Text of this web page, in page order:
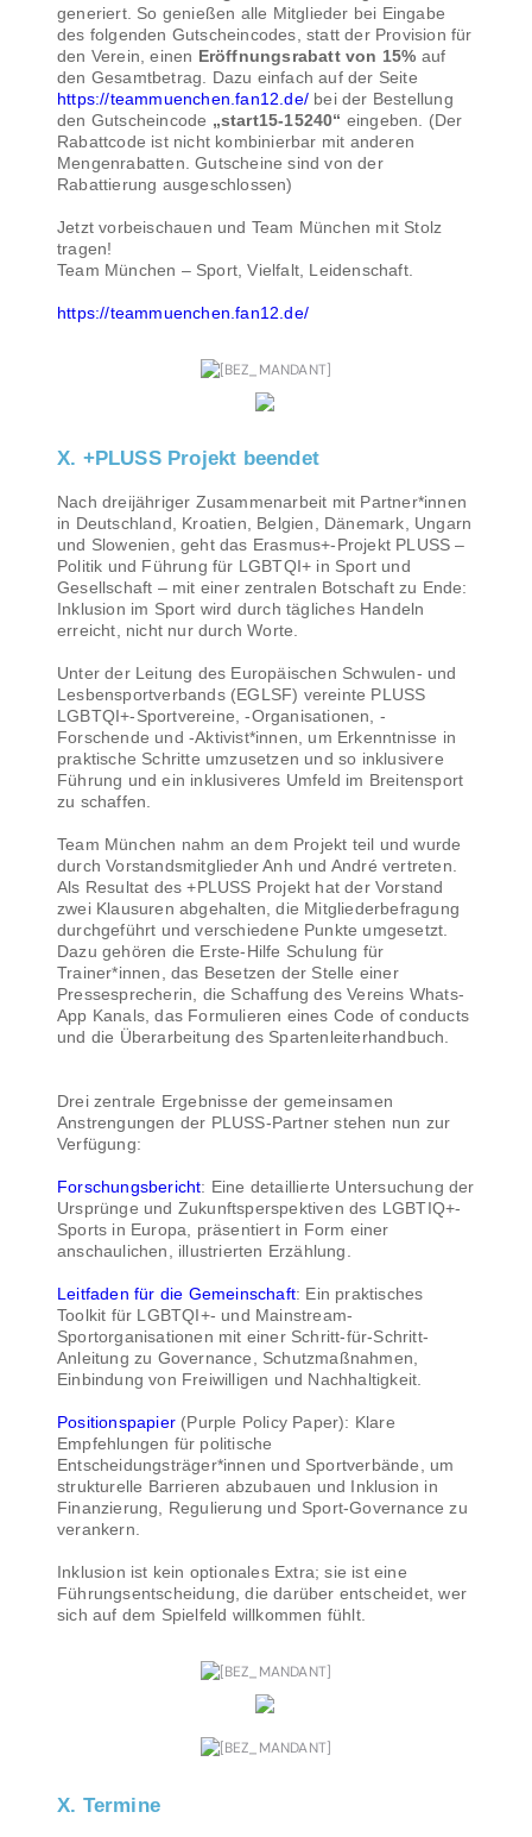
generiert. So genießen alle Mitglieder bei Eingabe
des folgenden Gutscheincodes, statt der Provision für
den Verein, einen Eröffnungsrabatt von 15% auf
den Gesamtbetrag. Dazu einfach auf der Seite
https://teammuenchen.fan12.de/ bei der Bestellung
den Gutscheincode „start15-15240“ eingeben. (Der
Rabattcode ist nicht kombinierbar mit anderen
Mengenrabatten. Gutscheine sind von der
Rabattierung ausgeschlossen)
Jetzt vorbeischauen und Team München mit Stolz
tragen!
Team München – Sport, Vielfalt, Leidenschaft.
https://teammuenchen.fan12.de/
X. +PLUSS Projekt beendet
Nach dreijähriger Zusammenarbeit mit Partner*innen
in Deutschland, Kroatien, Belgien, Dänemark, Ungarn
und Slowenien, geht das Erasmus+-Projekt PLUSS –
Politik und Führung für LGBTQI+ in Sport und
Gesellschaft – mit einer zentralen Botschaft zu Ende:
Inklusion im Sport wird durch tägliches Handeln
erreicht, nicht nur durch Worte.
Unter der Leitung des Europäischen Schwulen- und
Lesbensportverbands (EGLSF) vereinte PLUSS
LGBTQI+-Sportvereine, -Organisationen, -
Forschende und -Aktivist*innen, um Erkenntnisse in
praktische Schritte umzusetzen und so inklusivere
Führung und ein inklusiveres Umfeld im Breitensport
zu schaffen.
Team München nahm an dem Projekt teil und wurde
durch Vorstandsmitglieder Anh und André vertreten.
Als Resultat des +PLUSS Projekt hat der Vorstand
zwei Klausuren abgehalten, die Mitgliederbefragung
durchgeführt und verschiedene Punkte umgesetzt.
Dazu gehören die Erste-Hilfe Schulung für
Trainer*innen, das Besetzen der Stelle einer
Pressesprecherin, die Schaffung des Vereins Whats-
App Kanals, das Formulieren eines Code of conducts
und die Überarbeitung des Spartenleiterhandbuch.
Drei zentrale Ergebnisse der gemeinsamen
Anstrengungen der PLUSS-Partner stehen nun zur
Verfügung:
Forschungsbericht: Eine detaillierte Untersuchung der
Ursprünge und Zukunftsperspektiven des LGBTIQ+-
Sports in Europa, präsentiert in Form einer
anschaulichen, illustrierten Erzählung.
Leitfaden für die Gemeinschaft: Ein praktisches
Toolkit für LGBTQI+- und Mainstream-
Sportorganisationen mit einer Schritt-für-Schritt-
Anleitung zu Governance, Schutzmaßnahmen,
Einbindung von Freiwilligen und Nachhaltigkeit.
Positionspapier (Purple Policy Paper): Klare
Empfehlungen für politische
Entscheidungsträger*innen und Sportverbände, um
strukturelle Barrieren abzubauen und Inklusion in
Finanzierung, Regulierung und Sport-Governance zu
verankern.
Inklusion ist kein optionales Extra; sie ist eine
Führungsentscheidung, die darüber entscheidet, wer
sich auf dem Spielfeld willkommen fühlt.
X. Termine